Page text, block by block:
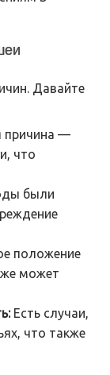
Давайте
причина —
что
были
положение
может
Есть случаи,
что также